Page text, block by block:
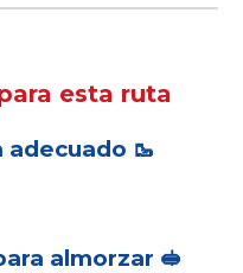
esta ruta
🥾
almorzar 🥪